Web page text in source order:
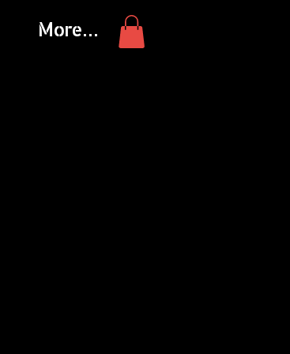
More...